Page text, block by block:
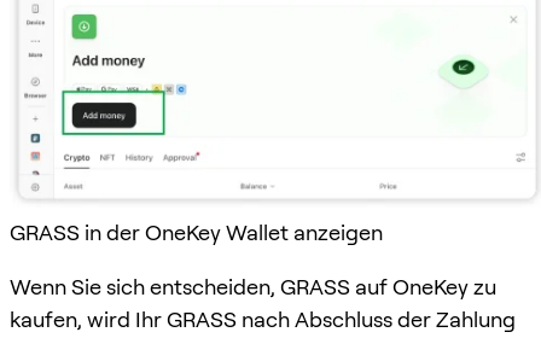
GRASS in der OneKey Wallet anzeigen
Wenn Sie sich entscheiden, GRASS auf OneKey zu
kaufen, wird Ihr GRASS nach Abschluss der Zahlung